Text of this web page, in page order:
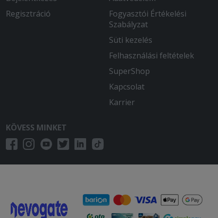
Regisztráció
Fogyasztói Értékelési
Szabályzat
Süti kezelés
Felhasználási feltételek
SuperShop
Kapcsolat
Karrier
KÖVESS MINKET